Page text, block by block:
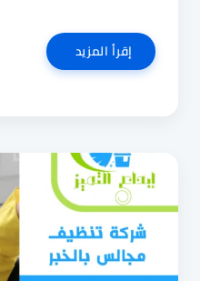
إقرأ المزيدشركة
مكافحة